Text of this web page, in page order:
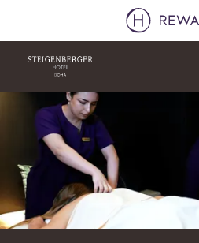
Dia 1 van 1